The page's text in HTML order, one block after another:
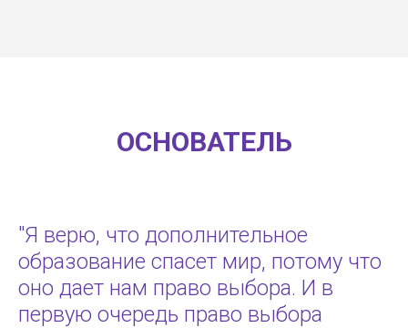
ОСНОВАТЕЛЬ
"Я верю, что дополнительное
образование спасет мир, потому что
оно дает нам право выбора. И в
первую очередь право выбора